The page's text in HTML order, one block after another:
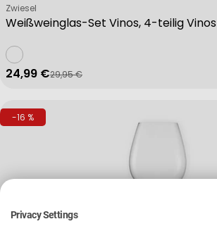
Privacy Settings
Weißweinglas-Set Vinos, 4-teilig Vinos
Verkäufer:
Zwiesel
Verkaufspreis
24,99 €
Regulärer Preis
29,95 €
-16 %